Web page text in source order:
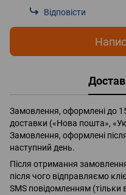
Відповісти
Замовлення, оформлені до
доставки («Нова пошта»,
Замовлення, оформлені
наступний день.
Після отримання
після чого відправляємо
SMS повідомленням (тільки